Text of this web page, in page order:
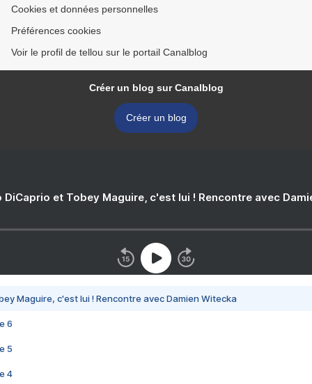
Cookies et données personnelles
Préférences cookies
Voir le profil de tellou sur le portail Canalblog
Créer un blog sur Canalblog
Créer un blog
DiCaprio et Tobey Maguire, c'est lui ! Rencontre avec
Maguire, c'est lui ! Rencontre avec Damien Witecka
6
5
4